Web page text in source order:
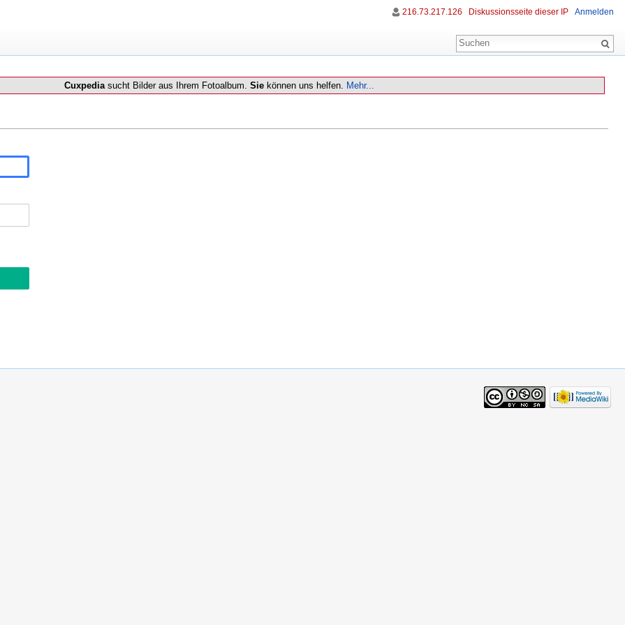
Cuxpediasucht Bilder aus Ihrem Fotoalbum. Sie können uns helfen. Mehr...
216.73.217.126 Diskussionsseite dieser IP Anmelden